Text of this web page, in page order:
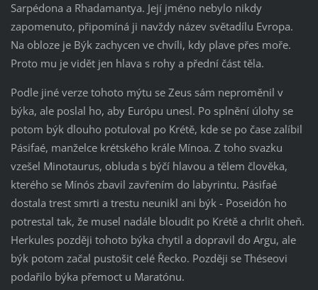
Sarpédona a Rhadamantya. Její jméno nebylo nikdy
zapomenuto, připomíná ji navždy název světadílu Evropa.
Na obloze je Býk zachycen ve chvíli, kdy plave přes moře.
Proto mu je vidět jen hlava s rohy a přední část těla.
Podle jiné verze tohoto mýtu se Zeus sám neproměnil v
býka, ale poslal ho, aby Európu unesl. Po splnění úlohy se
potom býk dlouho potuloval po Krétě, kde se po čase zalíbil
Pásifaé, manželce krétského krále Mínoa. Z toho svazku
vzešel Minotaurus, obluda s býčí hlavou a tělem člověka,
kterého se Mínós zbavil zavřením do labyrintu. Pásifaé
dostala trest smrti a trestu neunikl ani býk - Poseidón ho
potrestal tak, že musel nadále bloudit po Krétě a chrlit oheň.
Herkules později tohoto býka chytil a dopravil do Argu, ale
býk potom začal pustošit celé Řecko. Později se Théseovi
podařilo býka přemoct u Maratónu.